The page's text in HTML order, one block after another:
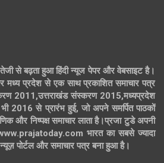
से बढ़ता हुआ हिंदी न्यूज पेपर और वेबसाइट है।
मध्य प्रदेश से एक साथ प्रकाशित समाचार पत्र
2011,उत्तराखंड संस्करण 2015,मध्यप्रदेश
से प्रारंभ हुई, जो अपने समर्पित पाठकों
और निष्पक्ष समाचार लाता है।प्रजा टुडे अपनी
भारत का सबसे ज्यादा
पोर्टल और समाचार पत्र बना हुआ है।